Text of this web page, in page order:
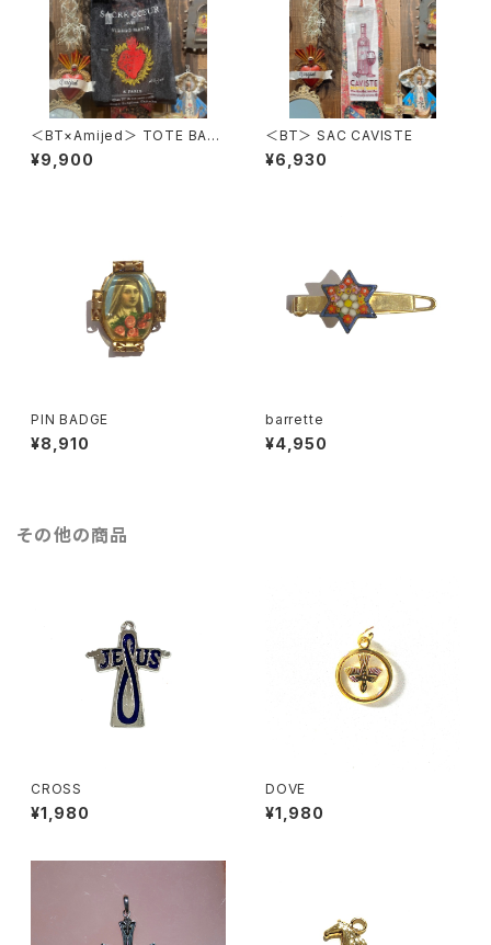
＜BT×Amijed＞ TOTE BAG
- BLACK -
¥9,900
＜BT＞ SAC CAVISTE
¥6,930
PIN BADGE
¥8,910
barrette
¥4,950
その他の商品
CROSS
¥1,980
DOVE
¥1,980